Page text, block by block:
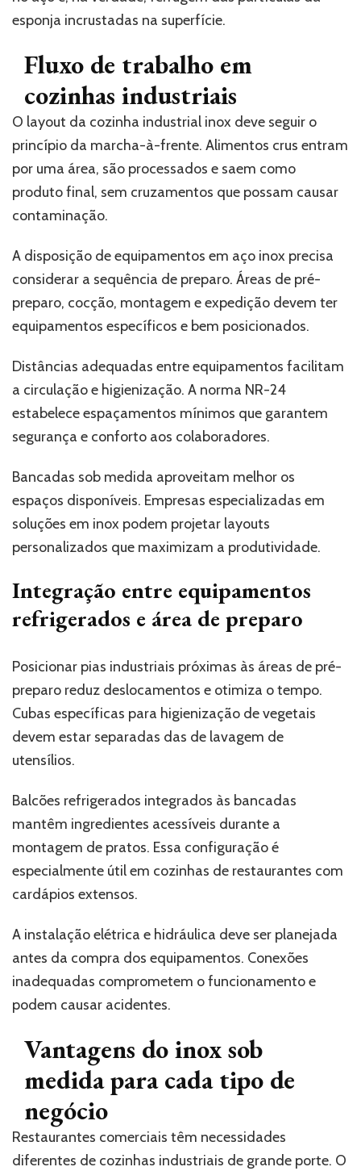
esponja incrustadas na superfície.
Fluxo de trabalho em
cozinhas industriais
O layout da cozinha industrial inox deve seguir o
princípio da marcha-à-frente. Alimentos crus entram
por uma área, são processados e saem como
produto final, sem cruzamentos que possam causar
contaminação.
A disposição de equipamentos em aço inox precisa
considerar a sequência de preparo. Áreas de pré-
preparo, cocção, montagem e expedição devem ter
equipamentos específicos e bem posicionados.
Distâncias adequadas entre equipamentos facilitam
a circulação e higienização. A norma NR-24
estabelece espaçamentos mínimos que garantem
segurança e conforto aos colaboradores.
Bancadas sob medida aproveitam melhor os
espaços disponíveis. Empresas especializadas em
soluções em inox podem projetar layouts
personalizados que maximizam a produtividade.
Integração entre equipamentos
refrigerados e área de preparo
Posicionar pias industriais próximas às áreas de pré-
preparo reduz deslocamentos e otimiza o tempo.
Cubas específicas para higienização de vegetais
devem estar separadas das de lavagem de
utensílios.
Balcões refrigerados integrados às bancadas
mantêm ingredientes acessíveis durante a
montagem de pratos. Essa configuração é
especialmente útil em cozinhas de restaurantes com
cardápios extensos.
A instalação elétrica e hidráulica deve ser planejada
antes da compra dos equipamentos. Conexões
inadequadas comprometem o funcionamento e
podem causar acidentes.
Vantagens do inox sob
medida para cada tipo de
negócio
Restaurantes comerciais têm necessidades
diferentes de cozinhas industriais de grande porte. O